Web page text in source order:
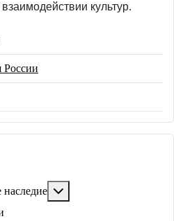
наследие
культур.
России